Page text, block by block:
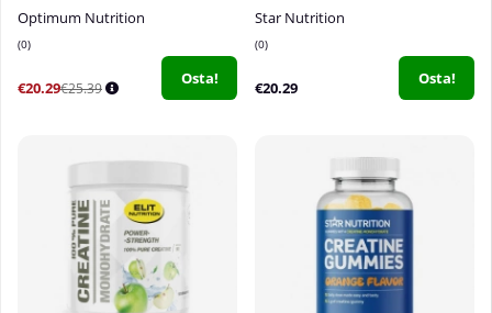
Optimum Nutrition
0
€20.29€25.39
Osta!
Star Nutrition
0
€20.29 Osta!